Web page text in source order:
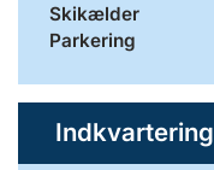
Skikælder
Parkering
Indkvartering